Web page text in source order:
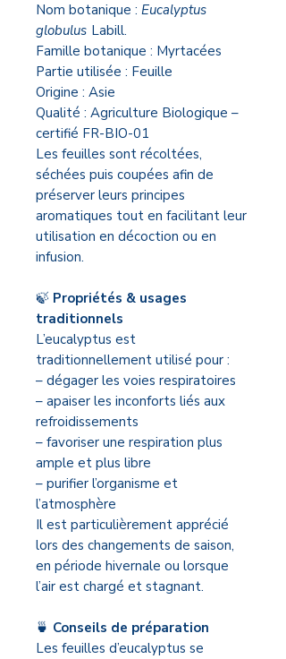
Nom botanique : Eucalyptus
globulus Labill.
Famille botanique : Myrtacées
Partie utilisée : Feuille
Origine : Asie
Qualité : Agriculture Biologique –
certifié FR-BIO-01
Les feuilles sont récoltées,
séchées puis coupées afin de
préserver leurs principes
aromatiques tout en facilitant leur
utilisation en décoction ou en
infusion.
🍃 Propriétés & usages
traditionnels
L’eucalyptus est
traditionnellement utilisé pour :
– dégager les voies respiratoires
– apaiser les inconforts liés aux
refroidissements
– favoriser une respiration plus
ample et plus libre
– purifier l’organisme et
l’atmosphère
Il est particulièrement apprécié
lors des changements de saison,
en période hivernale ou lorsque
l’air est chargé et stagnant.
🍵 Conseils de préparation
Les feuilles d’eucalyptus se